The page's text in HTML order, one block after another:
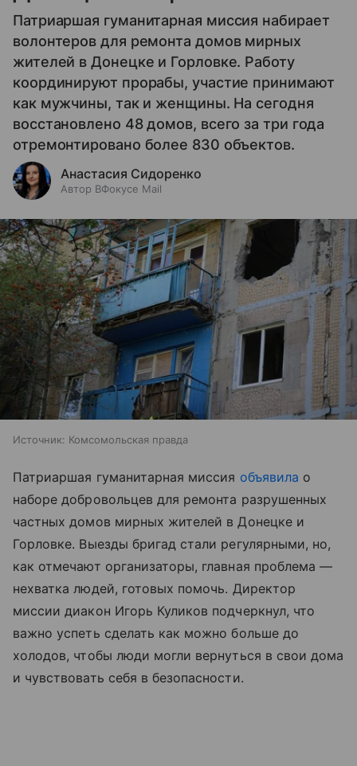
Патриаршая гуманитарная миссия набирает
волонтеров для ремонта домов мирных
жителей в Донецке и Горловке. Работу
координируют прорабы, участие принимают
как мужчины, так и женщины. На сегодня
восстановлено 48 домов, всего за три года
отремонтировано более 830 объектов.
Анастасия Сидоренко
Автор ВФокусе Mail
Источник: Комсомольская правда
Патриаршая гуманитарная миссия объявила о
наборе добровольцев для ремонта разрушенных
частных домов мирных жителей в Донецке и
Горловке. Выезды бригад стали регулярными, но,
как отмечают организаторы, главная проблема —
нехватка людей, готовых помочь. Директор
миссии диакон Игорь Куликов подчеркнул, что
важно успеть сделать как можно больше до
холодов, чтобы люди могли вернуться в свои дома
и чувствовать себя в безопасности.